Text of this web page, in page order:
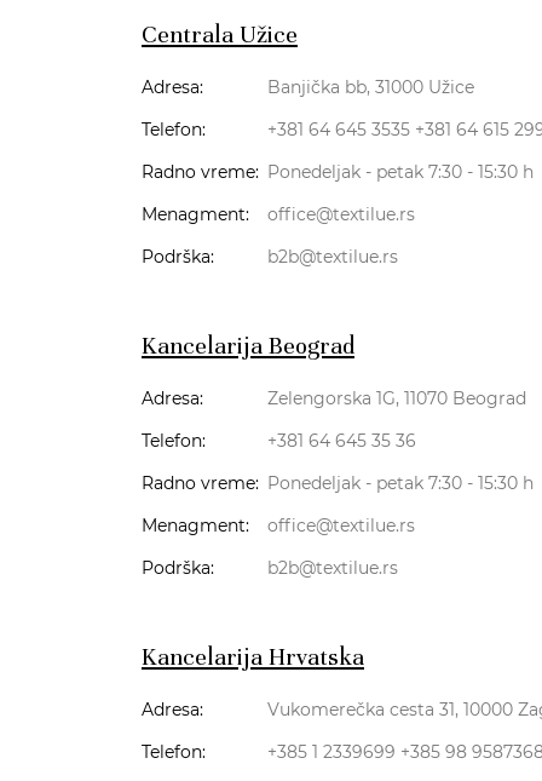
Centrala Užice
Adresa:
Banjička bb, 31000 Užice
Telefon:
+381 64 645 3535 +381 64 615
Radno vreme: Ponedeljak - petak 7:30 - 15:30 h
Menagment:
office@textilue.rs
Podrška:
b2b@textilue.rs
Kancelarija Beograd
Adresa:
Zelengorska 1G, 11070 Beograd
Telefon:
+381 64 645 35 36
Radno vreme: Ponedeljak - petak 7:30 - 15:30 h
Menagment:
office@textilue.rs
Podrška:
b2b@textilue.rs
Kancelarija Hrvatska
Adresa:
Vukomerečka cesta 31, 10000
Telefon:
+385 1 2339699 +385 98